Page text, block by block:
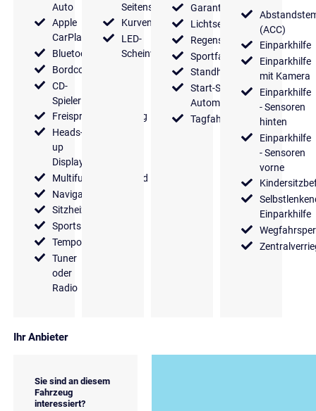
Auto
Apple
CarPlay
Bluetooth
Bordcomputer
CD-
Spieler
Freisprecheinrichtung
Heads-
up
Display
Multifunktionslenkrad
Navigationssystem
Sitzheizung
Sportsitze
Tempomat
Tuner
oder
Radio
Seitenspiegel
Kurvenlicht
LED-
Scheinwerfer
Garantie
Lichtsensor
Regensensor
Sportfahrwerk
Standheizung
Start-Stop
Automatik
Tagfahrlicht
(ACC)
Einparkhilfe
Einparkhilfe
mit Kamera
Einparkhilfe
- Sensoren
hinten
Einparkhilfe
- Sensoren
vorne
Einparkhilfe
Ihr Anbieter
Sie sind an diesem
Fahrzeug
interessiert?